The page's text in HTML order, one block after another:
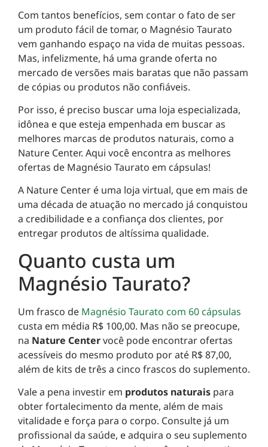
Com tantos benefícios, sem contar o fato de ser
um produto fácil de tomar, o Magnésio Taurato
vem ganhando espaço na vida de muitas pessoas.
Mas, infelizmente, há uma grande oferta no
mercado de versões mais baratas que não passam
de cópias ou produtos não confiáveis.
Por isso, é preciso buscar uma loja especializada,
idônea e que esteja empenhada em buscar as
melhores marcas de produtos naturais, como a
Nature Center. Aqui você encontra as melhores
ofertas de Magnésio Taurato em cápsulas!
A Nature Center é uma loja virtual, que em mais de
uma década de atuação no mercado já conquistou
a credibilidade e a confiança dos clientes, por
entregar produtos de altíssima qualidade.
Quanto custa um
Magnésio Taurato?
Um frasco de Magnésio Taurato com 60 cápsulas
custa em média R$ 100,00. Mas não se preocupe,
na Nature Centervocê pode encontrar ofertas
acessíveis do mesmo produto por até R$ 87,00,
além de kits de três a cinco frascos do suplemento.
Vale a pena investir em produtos naturais para
obter fortalecimento da mente, além de mais
vitalidade e força para o corpo. Consulte já um
profissional da saúde, e adquira o seu suplemento